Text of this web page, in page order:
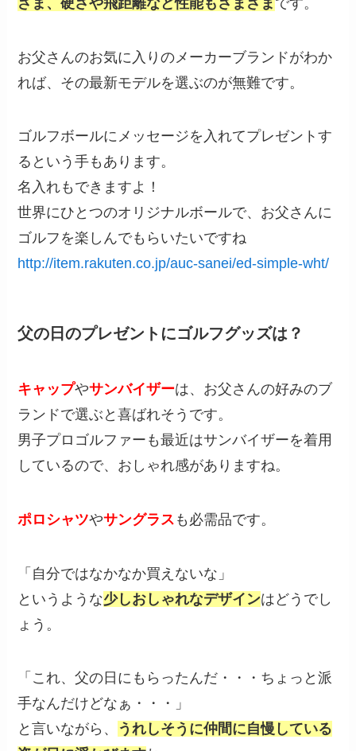
お父さんのお気に入りのメーカーブランドがわか
れば、その最新モデルを選ぶのが無難です。
ゴルフボールにメッセージを入れてプレゼントす
るという手もあります。
名入れもできますよ！
世界にひとつのオリジナルボールで、お父さんに
ゴルフを楽しんでもらいたいですね
http://item.rakuten.co.jp/auc-sanei/ed-simple-wht/
父の日のプレゼントにゴルフグッズは？
キャップやサンバイザーは、お父さんの好みのブ
ランドで選ぶと喜ばれそうです。
男子プロゴルファーも最近はサンバイザーを着用
しているので、おしゃれ感がありますね。
ポロシャツやサングラス も必需品です。
「自分ではなかなか買えないな」
というような少しおしゃれなデザインはどうでし
ょう。
「これ、父の日にもらったんだ・・・ちょっと派
手なんだけどなぁ・・・」
と言いながら、
うれしそうに仲間に自慢している